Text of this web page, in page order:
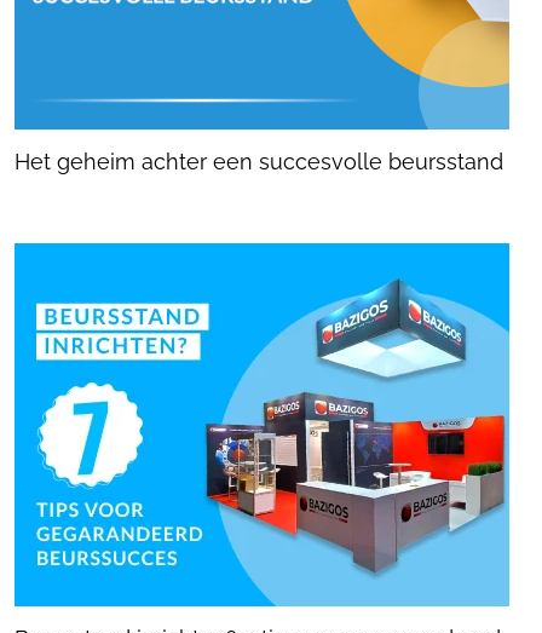
Het geheim achter een succesvolle beursstand